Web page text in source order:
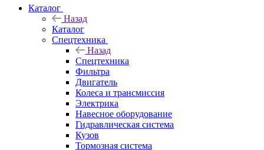
Каталог
Назад
Каталог
Спецтехника
Назад
Спецтехника
Фильтра
Двигатель
Колеса и трансмиссия
Электрика
Навесное оборудование
Гидравлическая система
Кузов
Тормозная система